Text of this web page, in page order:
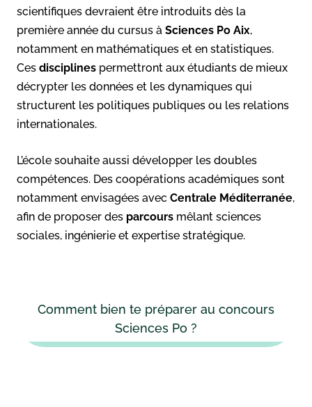
scientifiques devraient être introduits dès la
première année du cursus à Sciences Po Aix,
notamment en mathématiques et en statistiques.
Ces disciplines permettront aux étudiants de mieux
décrypter les données et les dynamiques qui
structurent les politiques publiques ou les relations
internationales.
L’école souhaite aussi développer les doubles
compétences. Des coopérations académiques sont
notamment envisagées avec Centrale Méditerranée,
afin de proposer des parcours mêlant sciences
sociales, ingénierie et expertise stratégique.
Comment bien te préparer au concours
Sciences Po ?